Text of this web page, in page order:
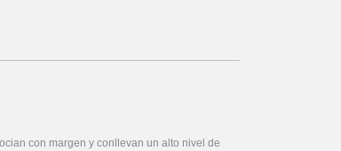
con margen y conllevan un alto nivel de